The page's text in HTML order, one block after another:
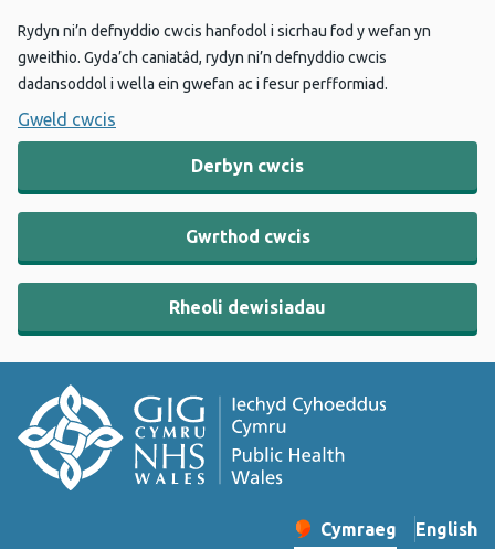
Rydyn ni’n defnyddio cwcis hanfodol i sicrhau fod y wefan yn
gweithio. Gyda’ch caniatâd, rydyn ni’n defnyddio cwcis
dadansoddol i wella ein gwefan ac i fesur perfformiad.
Gweld cwcis
Derbyn cwcis
Gwrthod cwcis
Rheoli dewisiadau
Cymraeg English
–